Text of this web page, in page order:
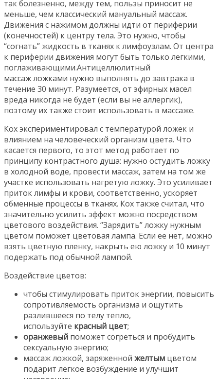
так болезненно, между тем, пользы приносит не
меньше, чем классический мануальный массаж.
Движения с нажимом должны идти от периферии
(конечностей) к центру тела. Это нужно, чтобы
“согнать” жидкость в тканях к лимфоузлам. От центра
к периферии движения могут быть только легкими,
поглаживающими.Антицеллюлитный
массаж ложками нужно выполнять до завтрака в
течение 30 минут. Разумеется, от эфирных масел
вреда никогда не будет (если вы не аллергик),
поэтому их также стоит использовать в массаже.
Кох экспериментировал с температурой ложек и
влиянием на человеческий организм цвета. Что
касается первого, то этот метод работает по
принципу контрастного душа: нужно остудить ложку
в холодной воде, провести массаж, затем на том же
участке использовать нагретую ложку. Это усиливает
приток лимфы и крови, соответственно, ускоряет
обменные процессы в тканях. Кох также считал, что
значительно усилить эффект можно посредством
цветового воздействия. “Зарядить” ложку нужным
цветом поможет цветовая лампа. Если ее нет, можно
взять цветную пленку, накрыть ею ложку и 10 минут
подержать под обычной лампой.
Воздействие цветов:
чтобы стимулировать приток энергии, повысить
сопротивляемость организма и ощутить
разлившееся по телу тепло,
используйте красный цвет;
оранжевый поможет согреться и пробудить
сексуальную энергию;
массаж ложкой, заряженной желтым цветом
подарит легкое возбуждение и улучшит